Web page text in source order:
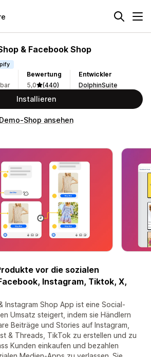
& Facebook Shop
Bewertung
5,0
(440)
Entwickler
DolphinSuite
Installieren
Demo-Shop ansehen
vor die sozialen
Instagram, Tiktok, X,
Instagram Shop App ist eine Social-
Umsatz steigert, indem sie Händlern
Beiträge und Stories auf Instagram,
& Threads, TikTok zu erstellen und zu
Kunden einkaufen und bezahlen